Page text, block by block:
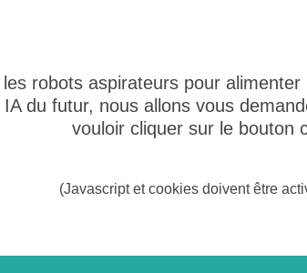
robots aspirateurs pour alimenter
du futur, nous allons vous
vouloir cliquer sur le bouton
(Javascript et cookies doivent être